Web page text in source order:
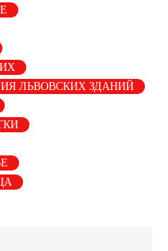
ЛЬВОВСКИХ ЗДАНИЙ